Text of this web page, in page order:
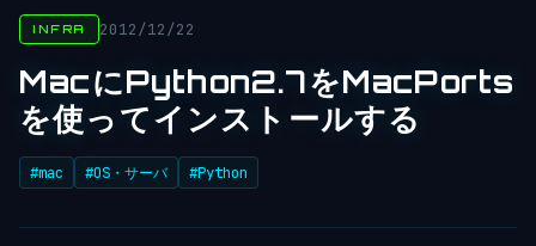
INFRA 2012/12/22
MacにPython2.7をMacPorts
を使ってインストールする
#mac #OS・サーバ #Python